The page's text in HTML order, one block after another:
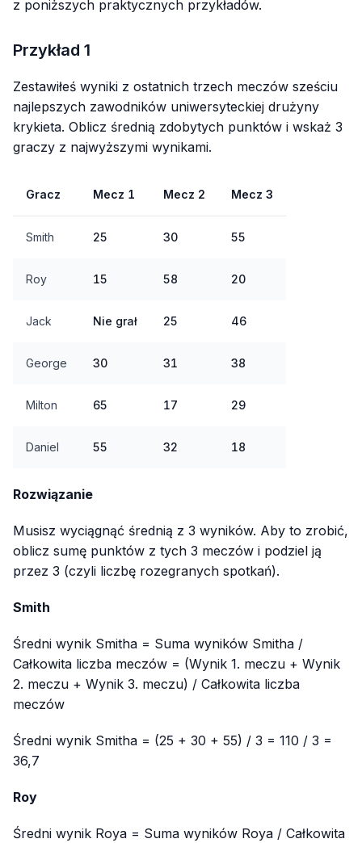
z poniższych praktycznych przykładów.
Przykład 1
Zestawiłeś wyniki z ostatnich trzech meczów sześciu
najlepszych zawodników uniwersyteckiej drużyny
krykieta. Oblicz średnią zdobytych punktów i wskaż 3
graczy z najwyższymi wynikami.
Gracz Mecz 1 Mecz 2 Mecz 3
Smith 25 30 55
Roy 15 58 20
Jack Nie grał 25 46
George 30 31 38
Milton 65 17 29
Daniel 55 32 18
Rozwiązanie
Musisz wyciągnąć średnią z 3 wyników. Aby to zrobić,
oblicz sumę punktów z tych 3 meczów i podziel ją
przez 3 (czyli liczbę rozegranych spotkań).
Smith
Średni wynik Smitha = Suma wyników Smitha /
Całkowita liczba meczów = (Wynik 1. meczu + Wynik
2. meczu + Wynik 3. meczu) / Całkowita liczba
meczów
Średni wynik Smitha = (25 + 30 + 55) / 3 = 110 / 3 =
36,7
Roy
Średni wynik Roya = Suma wyników Roya / Całkowita